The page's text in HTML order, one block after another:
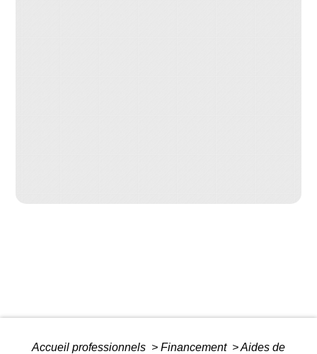
Accueil professionnels > Financement >Aides de